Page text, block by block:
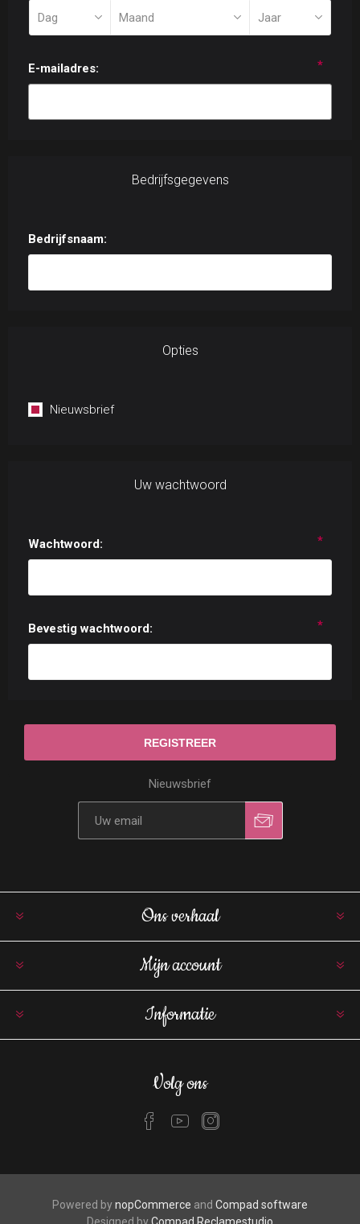
E-mailadres: *
Bedrijfsgegevens
Bedrijfsnaam:
Opties
Nieuwsbrief
Uw wachtwoord
Wachtwoord: *
Bevestig wachtwoord: *
Nieuwsbrief
Ons verhaal
Mijn account
Informatie
Volg ons
Powered bynopCommerce and Compad software